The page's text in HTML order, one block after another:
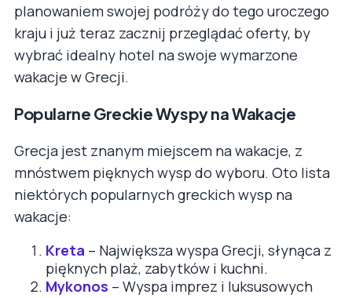
planowaniem swojej podróży do tego uroczego
kraju i już teraz zacznij przeglądać oferty, by
wybrać idealny hotel na swoje wymarzone
wakacje w Grecji.
Popularne Greckie Wyspy na Wakacje
Grecja jest znanym miejscem na wakacje, z
mnóstwem pięknych wysp do wyboru. Oto lista
niektórych popularnych greckich wysp na
wakacje:
Kreta – Największa wyspa Grecji, słynąca z
pięknych plaż, zabytków i kuchni.
Mykonos – Wyspa imprez i luksusowych